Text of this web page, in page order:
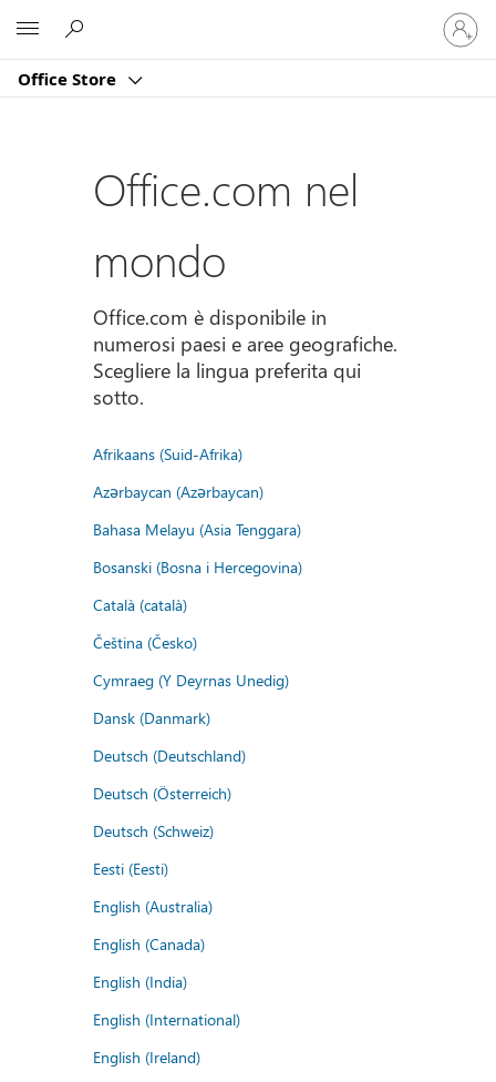
Office Store
Accedi
con
il
account
Office.com nel
mondo
Office.com è disponibile in
numerosi paesi e aree geografiche.
Scegliere la lingua preferita qui
sotto.
Afrikaans (Suid-Afrika)
Azərbaycan (Azərbaycan)
Bahasa Melayu (Asia Tenggara)
Bosanski (Bosna i Hercegovina)
Català (català)
Čeština (Česko)
Cymraeg (Y Deyrnas Unedig)
Dansk (Danmark)
Deutsch (Deutschland)
Deutsch (Österreich)
Deutsch (Schweiz)
Eesti (Eesti)
English (Australia)
English (Canada)
English (India)
English (International)
English (Ireland)